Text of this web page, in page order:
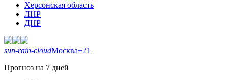
Херсонская область
ЛНР
ДНР
sun-rain-cloudМосква+21
Прогноз на 7 дней